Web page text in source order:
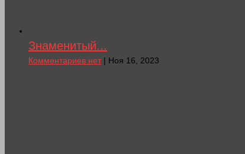
Знаменитый...
Комментариев нет| Ноя 16, 2023